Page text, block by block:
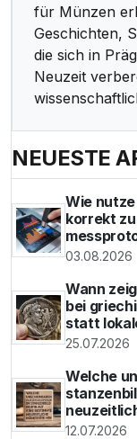
für Münzen
Geschichten,
die sich in
Neuzeit
NEUESTE
Wie
korrekt
03.08.2026
Wann
bei
statt
25.07.2026
Welche
12.07.2026